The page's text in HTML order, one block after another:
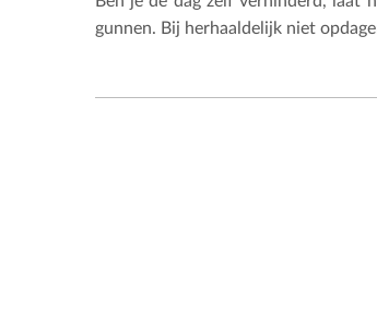
gunnen. Bij herhaaldelijk niet